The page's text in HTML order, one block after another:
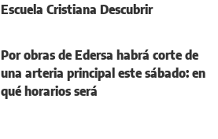
Escuela Cristiana Descubrir
Por obras de Edersa habrá corte de
una arteria principal este sábado: en
qué horarios será